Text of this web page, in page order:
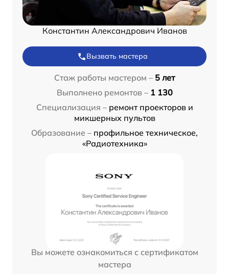
Константин Александрович Иванов
Вызвать мастера
Стаж работы мастером – 5 лет
Выполнено ремонтов – 1 130
Специализация – ремонт проекторов и
микшерных пультов
Образование – профильное техническое,
«Радиотехника»
Вы можете ознакомиться с сертификатом
мастера